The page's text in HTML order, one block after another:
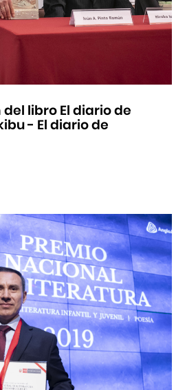
libro El diario de
- El diario de